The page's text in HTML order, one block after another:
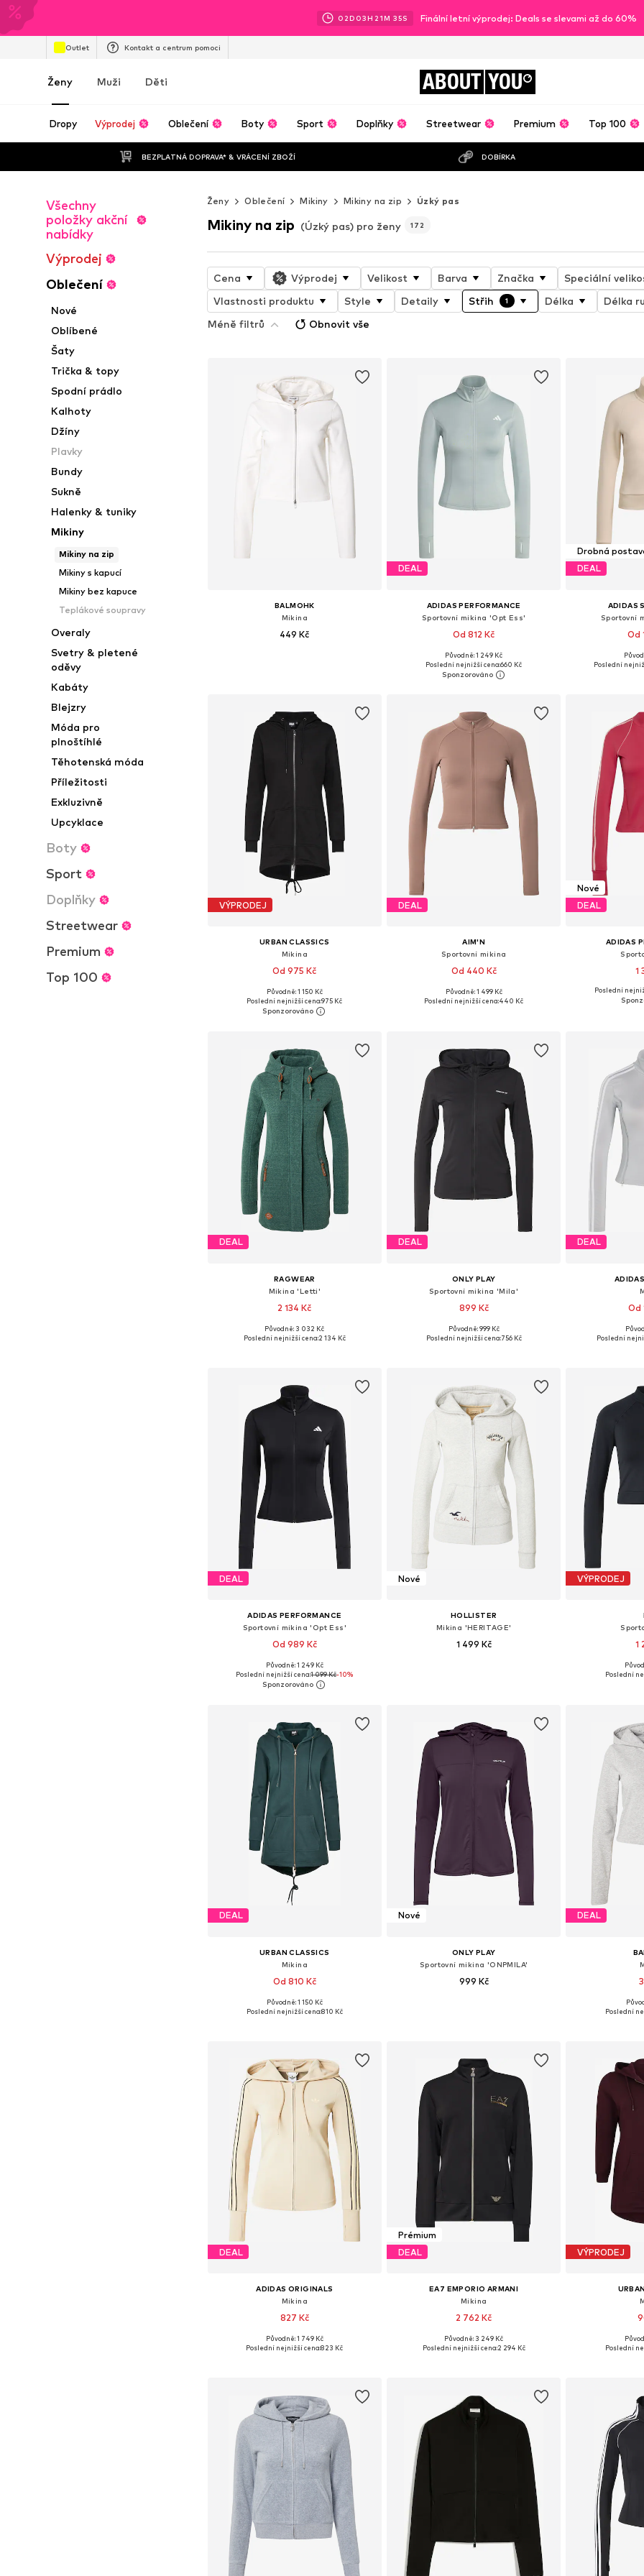
02D 03H 21M 32S Finální letní výprodej: Deals se slevami až do 60%
Outlet Kontakt a centrum pomoci
Ženy Muži Děti ABOUT YOU
Dropy Výprodej Oblečení Boty Sport Doplňky Streetwear Premium Top 100
BEZPLATNÁ DOPRAVA* & VRÁCENÍ ZBOŽÍ DOBÍRKA
Všechny
položky akční
nabídky
Výprodej
Oblečení
Nové
Oblíbené
Šaty
Trička & topy
Spodní prádlo
Kalhoty
Džíny
Plavky
Bundy
Sukně
Halenky & tuniky
Mikiny
Mikiny na zip
Mikiny s kapucí
Mikiny bez kapuce
Teplákové soupravy
Overaly
Svetry & pletené
oděvy
Kabáty
Blejzry
Móda pro
plnoštíhlé
Těhotenská móda
Příležitosti
Exkluzivně
Upcyklace
Boty
Sport
Doplňky
Streetwear
Premium
Top 100
Ženy Oblečení Mikiny Mikiny na zip Úzký pas
Mikiny na zip (Úzký pas) pro ženy 172
Cena Výprodej Velikost Barva Značka Speciální
Vlastnosti produktu
Style Detaily Střih 1 Délka Délka
Méně filtrů
Obnovit vše
BALMOHK
Mikina
449 Kč
DEAL
ADIDAS PERFORMANCE
Sportovní mikina 'Opt Ess'
Od 812 Kč
+ 1
Dostupné velikosti: XS, S, M, L, XL
Přidat do košíku
Původně: 1 249 Kč
Poslední nejnižší cena:660 Kč
Drobná
DEAL
ADIDAS
Sportovní
Od
Dostupné
Poslední
VÝPRODEJ
URBAN CLASSICS
Mikina
Od 975 Kč
+ 5
Dostupné v mnoha velikostech
Přidat do košíku
Původně: 1 150 Kč
Poslední nejnižší cena:975 Kč
DEAL
AIM'N
Sportovní mikina
Od 440 Kč
+ 1
Dostupné v mnoha velikostech
Původně: 1 499 Kč
Poslední nejnižší cena:440 Kč
Nové
DEAL
ADIDAS
1
Poslední
DEAL
RAGWEAR
Mikina 'Letti'
2 134 Kč
+ 5
Dostupné velikosti: S, M, L, XL
Původně: 3 032 Kč
Poslední nejnižší cena:2 134 Kč
DEAL
ONLY PLAY
Sportovní mikina 'Mila'
899 Kč
Dostupné velikosti: XS, S, M, L, XL
Původně: 999 Kč
Poslední nejnižší cena:756 Kč
DEAL
Od
Dostupné v
Poslední
DEAL
ADIDAS PERFORMANCE
Sportovní mikina 'Opt Ess'
Od 989 Kč
+ 1
Dostupné velikosti: XS, S, M, L, XL, XXL
Přidat do košíku
Původně: 1 249 Kč
Poslední nejnižší cena:1 099 Kč-10%
Nové
HOLLISTER
Mikina 'HERITAGE'
1 499 Kč
VÝPRODEJ
1
Dostupné
Poslední
DEAL
URBAN CLASSICS
Mikina
Od 810 Kč
+ 5
Dostupné v mnoha velikostech
Původně: 1 150 Kč
Poslední nejnižší cena:810 Kč
Nové
ONLY PLAY
Sportovní mikina 'ONPMILA'
999 Kč
DEAL
Dostupné
Poslední
DEAL
ADIDAS ORIGINALS
Mikina
827 Kč
Dostupné velikosti: S, L, XL
Původně: 1 749 Kč
Poslední nejnižší cena:823 Kč
Prémium
DEAL
EA7 EMPORIO ARMANI
Mikina
2 762 Kč
Dostupné velikosti: XS, S, M, L
Původně: 3 249 Kč
Poslední nejnižší cena:2 294 Kč
VÝPRODEJ
Dostupné
Poslední